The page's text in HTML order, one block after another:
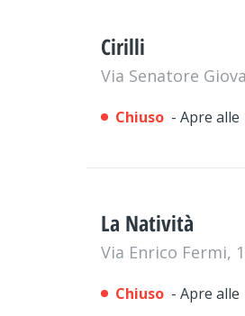
Cirilli
Via Senatore
Chiuso - Apre alle
La Natività
Via Enrico Fermi,
Chiuso - Apre alle